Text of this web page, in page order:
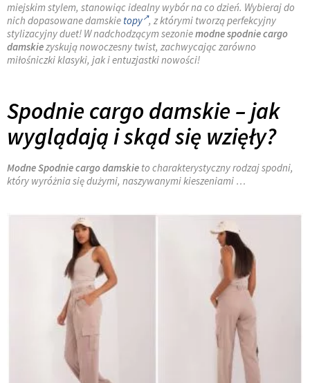
miejskim stylem, stanowiąc idealny wybór na co dzień. Wybieraj do
nich dopasowane damskie topy , z którymi tworzą perfekcyjny
stylizacyjny duet! W nadchodzącym sezoniemodne spodnie cargo
damskiezyskują nowoczesny twist, zachwycając zarówno
miłośniczki klasyki, jak i entuzjastki nowości!
Spodnie cargo damskie – jak
wyglądają i skąd się wzięły?
Modne Spodnie cargo damskie to charakterystyczny rodzaj spodni,
który wyróżnia się dużymi, naszywanymi kieszeniami …